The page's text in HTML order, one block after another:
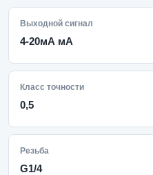
Выходной сигнал
4-20мА мА
Класс точности
0,5
Резьба
G1/4